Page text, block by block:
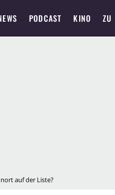
PODCAST KINO ZU
auf der Liste?